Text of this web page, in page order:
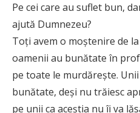
Pe cei care au suflet bun,
ajută Dumnezeu?
Toţi avem o moşteni­re de
oamenii au bunătate în
pe toate le mur­dăreşte.
bunătate, deşi nu trăiesc
pe unii ca aceştia nu îi va